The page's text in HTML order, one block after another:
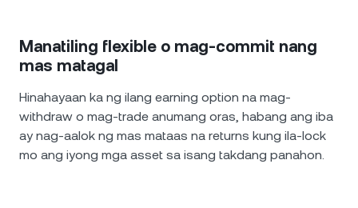
Manatiling flexible o mag-commit nang
mas matagal
Hinahayaan ka ng ilang earning option na mag-
withdraw o mag-trade anumang oras, habang ang iba
ay nag-aalok ng mas mataas na returns kung ila-lock
mo ang iyong mga asset sa isang takdang panahon.